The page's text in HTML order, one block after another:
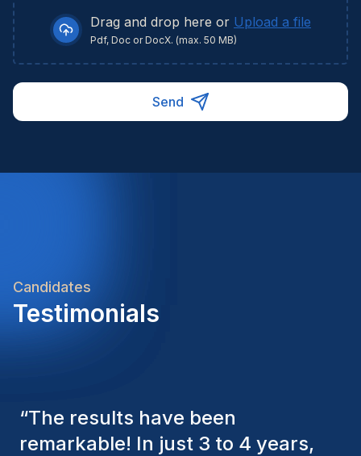
Drag and drop here or Upload a file
Pdf, Doc or DocX. (max. 50 MB)
Send
Candidates
Testimonials
“The Homini consultants have
consistently considered various